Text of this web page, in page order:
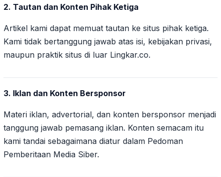
2. Tautan dan Konten Pihak Ketiga
Artikel kami dapat memuat tautan ke situs pihak ketiga.
Kami tidak bertanggung jawab atas isi, kebijakan privasi,
maupun praktik situs di luar Lingkar.co.
3. Iklan dan Konten Bersponsor
Materi iklan, advertorial, dan konten bersponsor menjadi
tanggung jawab pemasang iklan. Konten semacam itu
kami tandai sebagaimana diatur dalam Pedoman
Pemberitaan Media Siber.